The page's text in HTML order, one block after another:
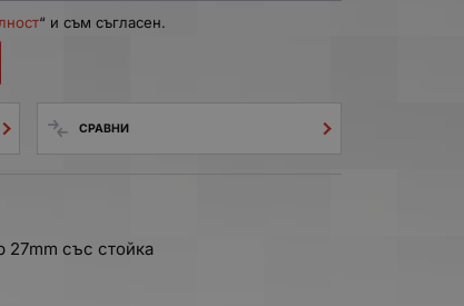
“ и съм съгласен.
СРАВНИ
със стойка